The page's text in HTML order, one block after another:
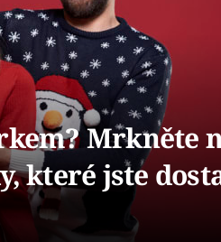
Mrkněte
které jste